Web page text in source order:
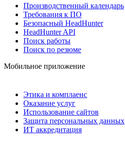
Производственный календарь
Требования к ПО
Безопасный HeadHunter
HeadHunter API
Поиск работы
Поиск по резюме
Мобильное приложение
Этика и комплаенс
Оказание услуг
Использование сайтов
Защита персональных данных
ИТ аккредитация